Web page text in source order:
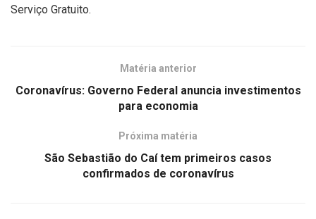
Serviço Gratuito.
Matéria anterior
Coronavírus: Governo Federal anuncia investimentos
para economia
Próxima matéria
São Sebastião do Caí tem primeiros casos
confirmados de coronavírus